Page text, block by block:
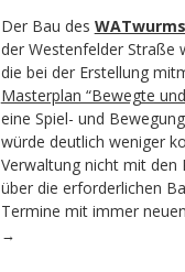
Der Bau des WATwurms
der Westenfelder Straße
die bei der Erstellung
Masterplan “Bewegte
eine Spiel- und
würde deutlich weniger
Verwaltung nicht mit
über die erforderlichen
Termine mit immer
→